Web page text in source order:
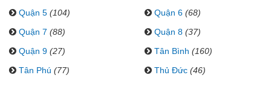
Quận 5 (104) Quận 6 (68)
Quận 7 (88) Quận 8 (37)
Quận 9 (27) Tân Bình (160)
Tân Phú (77) Thủ Đức (46)